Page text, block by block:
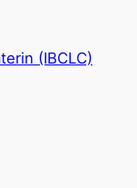
(IBCLC)